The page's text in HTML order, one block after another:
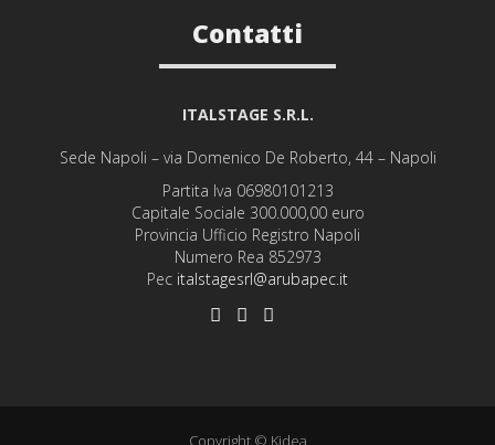
Contatti
ITALSTAGE S.R.L.
Sede Napoli – via Domenico De Roberto, 44 – Napoli
Partita Iva 06980101213
Capitale Sociale 300.000,00 euro
Provincia Ufficio Registro Napoli
Numero Rea 852973
Pec italstagesrl@arubapec.it
Copyright © Kidea